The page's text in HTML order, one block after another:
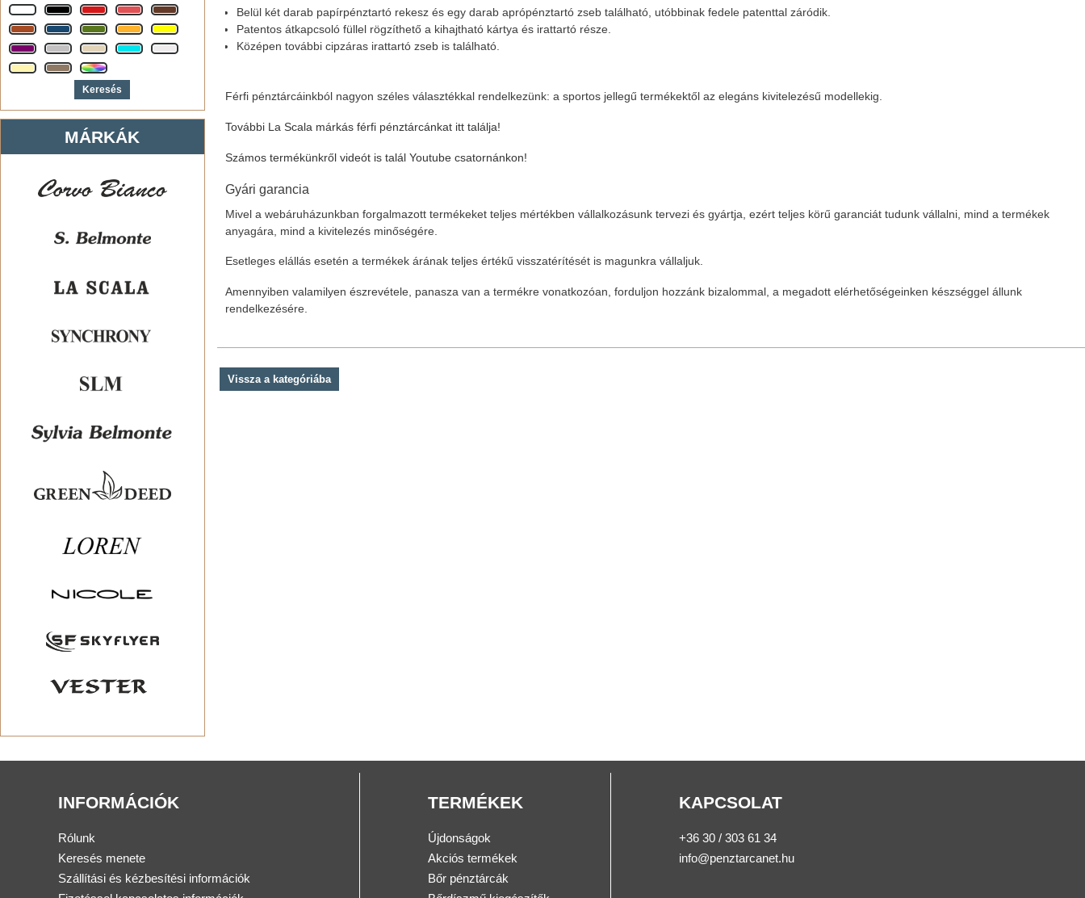
MÁRKÁK
Belül két darab papírpénztartó rekesz és egy darab aprópénztartó zseb található, utóbbinak fedele patenttal záródik.
Patentos átkapcsoló füllel rögzíthető a kihajtható kártya és irattartó része.
Középen további cipzáras irattartó zseb is található.
Férfi pénztárcáinkból nagyon széles választékkal rendelkezünk: a sportos jellegű termékektől az elegáns kivitelezésű modellekig.
További La Scala márkás férfi pénztárcánkat itt találja!
Számos termékünkről videót is talál Youtube csatornánkon!
Gyári garancia
Mivel a webáruházunkban forgalmazott termékeket teljes mértékben vállalkozásunk tervezi és gyártja, ezért teljes körű garanciát tudunk vállalni, mind a termékek
anyagára, mind a kivitelezés minőségére.
Esetleges elállás esetén a termékek árának teljes értékű visszatérítését is magunkra vállaljuk.
Amennyiben valamilyen észrevétele, panasza van a termékre vonatkozóan, forduljon hozzánk bizalommal, a megadott elérhetőségeinken készséggel állunk
rendelkezésére.
Vissza a kategóriába
INFORMÁCIÓK
Rólunk
Keresés menete
Szállítási és kézbesítési információk
TERMÉKEK
Újdonságok
Akciós termékek
Bőr pénztárcák
KAPCSOLAT
+36 30 / 303 61 34
info@penztarcanet.hu